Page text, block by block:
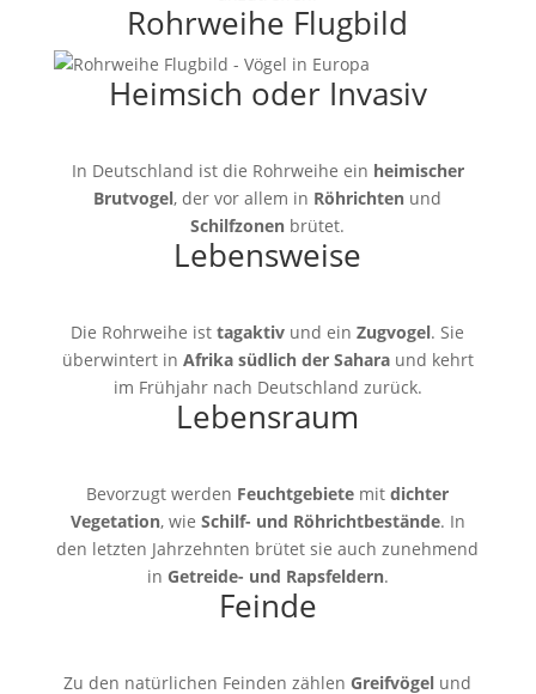
Rohrweihe Flugbild
Heimsich oder Invasiv
In Deutschland ist die Rohrweihe ein heimischer
Brutvogel, der vor allem in Röhrichten und
Schilfzonen brütet.
Lebensweise
Die Rohrweihe isttagaktiv und einZugvogel. Sie
überwintert in Afrika südlich der Saharaund kehrt
im Frühjahr nach Deutschland zurück.
Lebensraum
Bevorzugt werden Feuchtgebiete mitdichter
Vegetation, wie Schilf- und Röhrichtbestände. In
den letzten Jahrzehnten brütet sie auch zunehmend
in Getreide- und Rapsfeldern.
Feinde
Zu den natürlichen Feinden zählenGreifvögel und